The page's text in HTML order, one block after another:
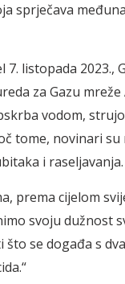
sprječava
listopada 2023.,
za Gazu mreže
vodom,
tome, novinari su
i raseljavanja.
prema cijelom
svoju dužnost
što se događa s